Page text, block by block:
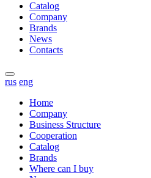
Catalog
Company
Brands
News
Contacts
rus eng
Home
Company
Business Structure
Cooperation
Catalog
Brands
Where can I buy